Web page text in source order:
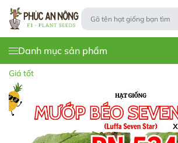
Danh mục sản phẩm
Giá tốt